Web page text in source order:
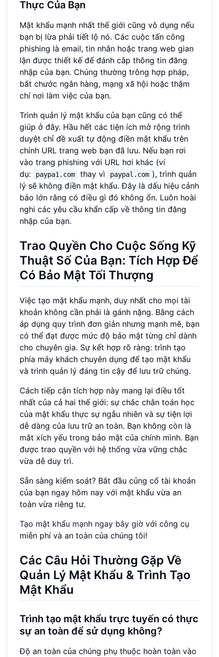
Thực Của Bạn
Mật khẩu mạnh nhất thế giới cũng vô dụng nếu
bạn bị lừa phải tiết lộ nó. Các cuộc tấn công
phishing là email, tin nhắn hoặc trang web gian
lận được thiết kế để đánh cắp thông tin đăng
nhập của bạn. Chúng thường trông hợp pháp,
bắt chước ngân hàng, mạng xã hội hoặc thậm
chí nơi làm việc của bạn.
Trình quản lý mật khẩu của bạn cũng có thể
giúp ở đây. Hầu hết các tiện ích mở rộng trình
duyệt chỉ đề xuất tự động điền mật khẩu trên
chính URL trang web bạn đã lưu. Nếu bạn rơi
vào trang phishing với URL hơi khác (ví
dụ:
paypa1.com thay vì paypal.com ), trình quản
lý sẽ không điền mật khẩu. Đây là dấu hiệu cảnh
báo lớn rằng có điều gì đó không ổn. Luôn hoài
nghi các yêu cầu khẩn cấp về thông tin đăng
nhập của bạn.
Trao Quyền Cho Cuộc Sống Kỹ
Thuật Số Của Bạn: Tích Hợp Để
Có Bảo Mật Tối Thượng
Việc tạo mật khẩu mạnh, duy nhất cho mọi tài
khoản không cần phải là gánh nặng. Bằng cách
áp dụng quy trình đơn giản nhưng mạnh mẽ, bạn
có thể đạt được mức độ bảo mật từng chỉ dành
cho chuyên gia. Sự kết hợp rõ ràng: trình tạo
phía máy khách chuyên dụng để tạo mật khẩu
và trình quản lý đáng tin cậy để lưu trữ chúng.
Cách tiếp cận tích hợp này mang lại điều tốt
nhất của cả hai thế giới: sự chắc chắn toán học
của mật khẩu thực sự ngẫu nhiên và sự tiện lợi
dễ dàng của lưu trữ an toàn. Bạn không còn là
mắt xích yếu trong bảo mật của chính mình. Bạn
được trao quyền với hệ thống vừa vững chắc
vừa dễ duy trì.
Sẵn sàng kiểm soát? Bắt đầu củng cố tài khoản
của bạn ngay hôm nay với mật khẩu vừa an
toàn vừa riêng tư.
Tạo mật khẩu mạnh ngay bây giờ với công cụ
miễn phí và an toàn của chúng tôi!
Các Câu Hỏi Thường Gặp Về
Quản Lý Mật Khẩu & Trình Tạo
Mật Khẩu
Trình tạo mật khẩu trực tuyến có thực
sự an toàn để sử dụng không?
Độ an toàn của chúng phụ thuộc hoàn toàn vào